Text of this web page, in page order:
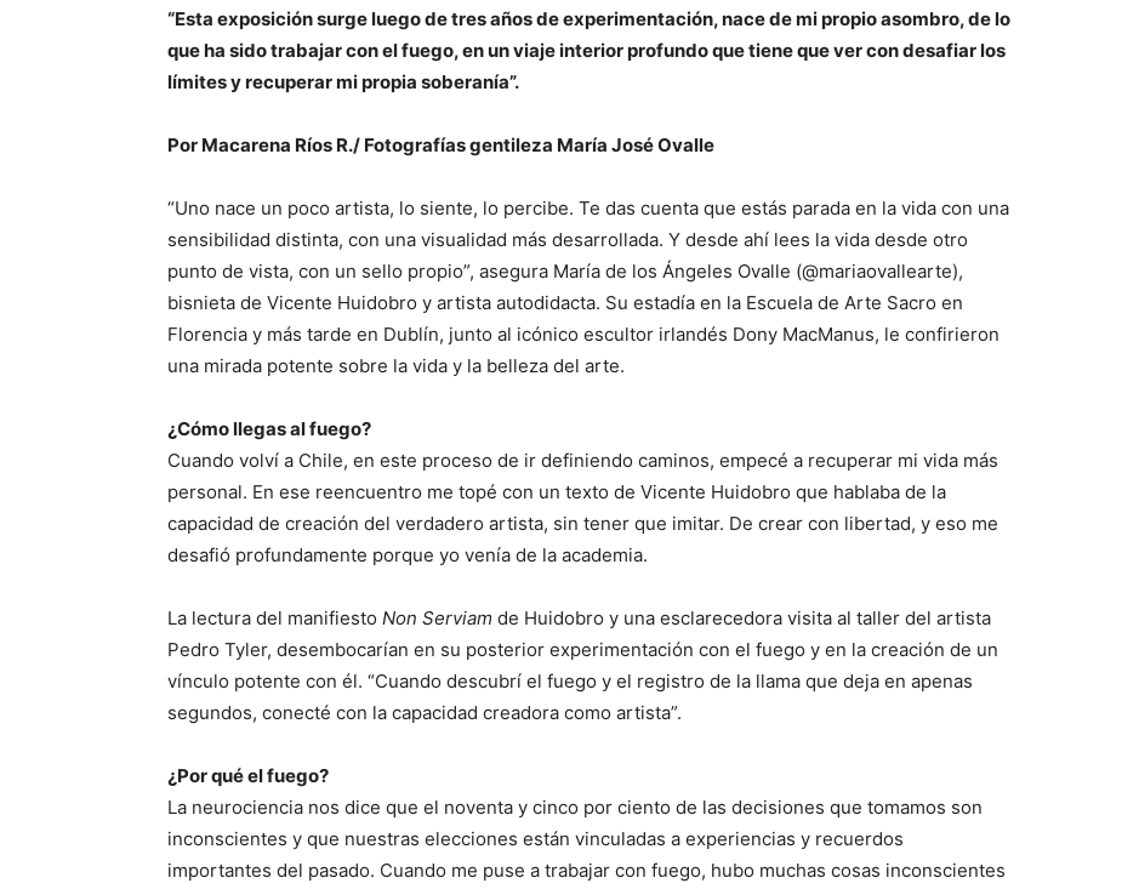
“Esta exposición surge luego de tres años de experimentación, nace de mi propio asombro, de lo
que ha sido trabajar con el fuego, en un viaje interior profundo que tiene que ver con desafiar los
límites y recuperar mi propia soberanía”.
Por Macarena Ríos R./ Fotografías gentileza María José Ovalle
“Uno nace un poco artista, lo siente, lo percibe. Te das cuenta que estás parada en la vida con una
sensibilidad distinta, con una visualidad más desarrollada. Y desde ahí lees la vida desde otro
punto de vista, con un sello propio”, asegura María de los Ángeles Ovalle (@mariaovallearte),
bisnieta de Vicente Huidobro y artista autodidacta. Su estadía en la Escuela de Arte Sacro en
Florencia y más tarde en Dublín, junto al icónico escultor irlandés Dony MacManus, le confirieron
una mirada potente sobre la vida y la belleza del arte.
¿Cómo llegas al fuego?
Cuando volví a Chile, en este proceso de ir definiendo caminos, empecé a recuperar mi vida más
personal. En ese reencuentro me topé con un texto de Vicente Huidobro que hablaba de la
capacidad de creación del verdadero artista, sin tener que imitar. De crear con libertad, y eso me
desafió profundamente porque yo venía de la academia.
La lectura del manifiesto Non Serviam de Huidobro y una esclarecedora visita al taller del artista
Pedro Tyler, desembocarían en su posterior experimentación con el fuego y en la creación de un
vínculo potente con él. “Cuando descubrí el fuego y el registro de la llama que deja en apenas
segundos, conecté con la capacidad creadora como artista”.
¿Por qué el fuego?
La neurociencia nos dice que el noventa y cinco por ciento de las decisiones que tomamos son
inconscientes y que nuestras elecciones están vinculadas a experiencias y recuerdos
importantes del pasado. Cuando me puse a trabajar con fuego, hubo muchas cosas inconscientes